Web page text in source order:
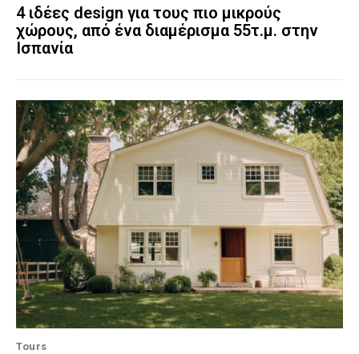
4 ιδέες design για τους πιο μικρούς
χώρους, από ένα διαμέρισμα 55τ.μ. στην
Ισπανία
Tours